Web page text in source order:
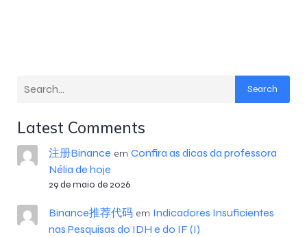
Search
Latest Comments
注册Binance em Confira as dicas da professora
Nélia de hoje
29 de maio de 2026
Binance推荐代码em Indicadores Insuficientes
nas Pesquisas do IDH e do IF (I)